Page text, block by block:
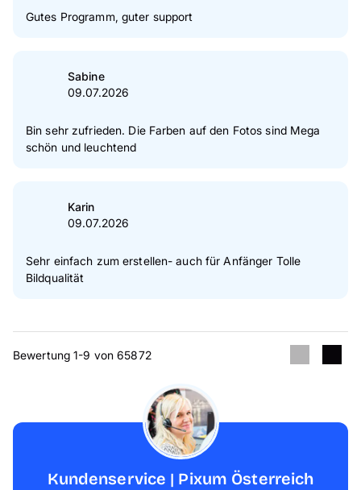
Gutes Programm, guter support
Sabine
09.07.2026
Bin sehr zufrieden. Die Farben auf den Fotos sind Mega
schön und leuchtend
Karin
09.07.2026
Sehr einfach zum erstellen- auch für Anfänger Tolle
Bildqualität
Bewertung 1-9 von 65872
Kundenservice | Pixum Österreich